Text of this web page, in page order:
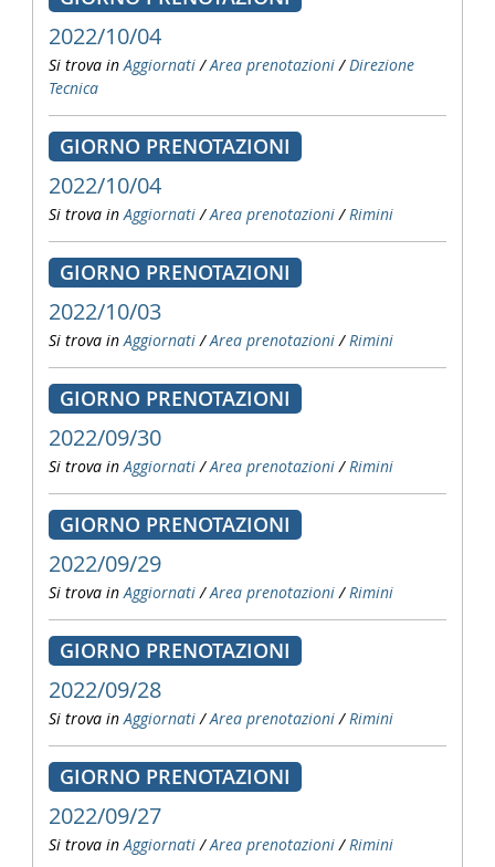
2022/10/04
Si trova in Aggiornati /Area prenotazioni /Direzione
Tecnica
GIORNO PRENOTAZIONI
2022/10/04
Si trova in Aggiornati /Area prenotazioni /Rimini
GIORNO PRENOTAZIONI
2022/10/03
Si trova in Aggiornati /Area prenotazioni /Rimini
GIORNO PRENOTAZIONI
2022/09/30
Si trova in Aggiornati /Area prenotazioni /Rimini
GIORNO PRENOTAZIONI
2022/09/29
Si trova in Aggiornati /Area prenotazioni /Rimini
GIORNO PRENOTAZIONI
2022/09/28
Si trova in Aggiornati /Area prenotazioni /Rimini
GIORNO PRENOTAZIONI
2022/09/27
Si trova in Aggiornati /Area prenotazioni /Rimini